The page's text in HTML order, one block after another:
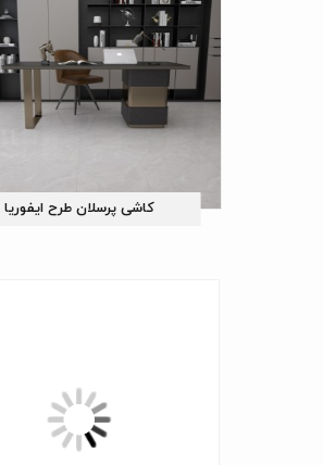
کاشی پرسلان طرح ایفوریا